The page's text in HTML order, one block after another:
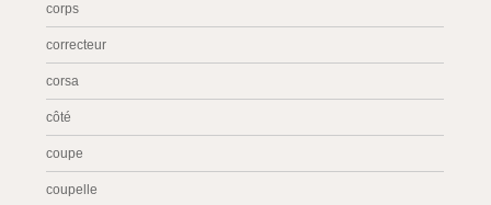
corps
correcteur
corsa
côté
coupe
coupelle